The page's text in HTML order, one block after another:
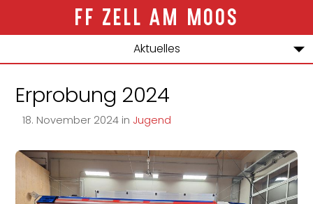
ZELL AM MOOS
Aktuelles
Jugend
Einsätze
Kontakt
Erprobung 2024
18. November 2024 in Jugend